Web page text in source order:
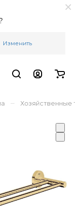
Изменить
– Хозяйственные